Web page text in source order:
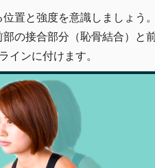
置と強度を意識しましょう
の接合部分（恥骨結合）と
インに付けます。
着してから体に合うものを
果がないのと、むくみや痛